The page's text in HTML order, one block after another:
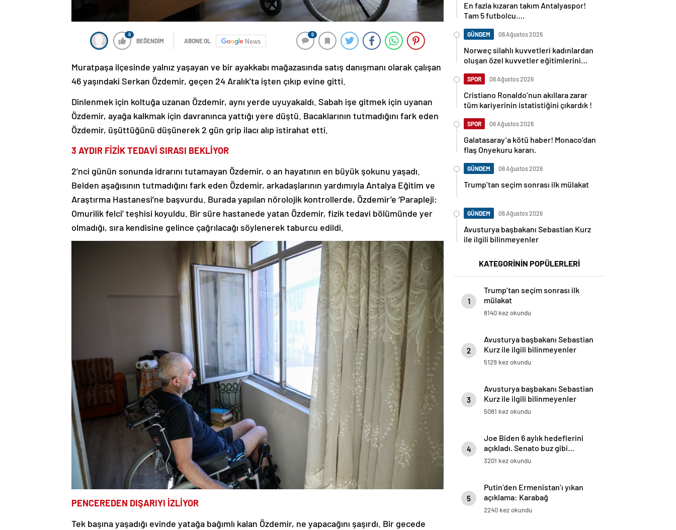
0
BEĞENDİM ABONE OL News
0
Muratpaşa ilçesinde yalnız yaşayan ve bir ayakkabı mağazasında satış danışmanı olarak çalışan
46 yaşındaki Serkan Özdemir, geçen 24 Aralık’ta işten çıkıp evine gitti.
Dinlenmek için koltuğa uzanan Özdemir, aynı yerde uyuyakaldı. Sabah işe gitmek için uyanan
Özdemir, ayağa kalkmak için davranınca yattığı yere düştü. Bacaklarının tutmadığını fark eden
Özdemir, üşüttüğünü düşünerek 2 gün grip ilacı alıp istirahat etti.
3 AYDIR FİZİK TEDAVİ SIRASI BEKLİYOR
2’nci günün sonunda idrarını tutamayan Özdemir, o an hayatının en büyük şokunu yaşadı.
Belden aşağısının tutmadığını fark eden Özdemir, arkadaşlarının yardımıyla Antalya Eğitim ve
Araştırma Hastanesi’ne başvurdu. Burada yapılan nörolojik kontrollerde, Özdemir’e ‘Parapleji:
Omurilik felci’ teşhisi koyuldu. Bir süre hastanede yatan Özdemir, fizik tedavi bölümünde yer
olmadığı, sıra kendisine gelince çağrılacağı söylenerek taburcu edildi.
PENCEREDEN DIŞARIYI İZLİYOR
Tek başına yaşadığı evinde yatağa bağımlı kalan Özdemir, ne yapacağını şaşırdı. Bir gecede
En fazla kızaran takım Antalyaspor!
Tam 5 futbolcu….
GÜNDEM 06 Ağustos 2026
Norweç silahlı kuvvetleri kadınlardan
oluşan özel kuvvetler eğitimlerini
SPOR 06 Ağustos 2026
Cristiano Ronaldo’nun akıllara zarar
tüm kariyerinin istatistiğini çıkardık !
SPOR 06 Ağustos 2026
Galatasaray’a kötü haber! Monaco’dan
flaş Onyekuru kararı.
GÜNDEM 06 Ağustos 2026
Trump’tan seçim sonrası ilk mülakat
GÜNDEM 06 Ağustos 2026
Avusturya başbakanı Sebastian Kurz
ile ilgili bilinmeyenler
KATEGORİNİN POPÜLERLERİ
1
Trump’tan seçim sonrası ilk
mülakat
8140 kez okundu
2
Avusturya başbakanı Sebastian
Kurz ile ilgili bilinmeyenler
5129 kez okundu
3
Avusturya başbakanı Sebastian
Kurz ile ilgili bilinmeyenler
5081 kez okundu
4
Joe Biden 6 aylık hedeflerini
açıkladı. Senato buz gibi…
3201 kez okundu
5
Putin’den Ermenistan’ı yıkan
açıklama: Karabağ
Azerbaycan’ın ayrılmaz bir
2240 kez okundu